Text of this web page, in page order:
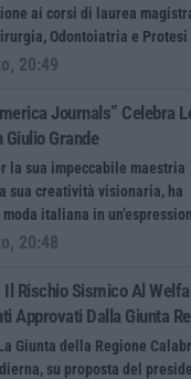
ai corsi di laurea
Odontoiatria e
20:49
Journals” Celebra
Grande
la sua impeccabile maestria
sua creatività visionaria, ha
italiana in
20:48
Il Rischio Sismico Al
Approvati Dalla Giunta
La Giunta della Regione
su proposta del